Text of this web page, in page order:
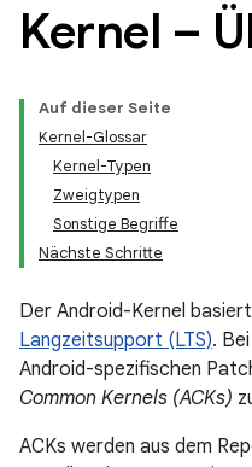
Kernel –
Auf dieser Seite
Kernel-Glossar
Kernel-Typen
Zweigtypen
Sonstige Begriffe
Nächste Schritte
Der Android-Kernel
Langzeitsupport (LTS).
Android-spezifischen
Common Kernels (ACKs)
ACKs werden aus dem